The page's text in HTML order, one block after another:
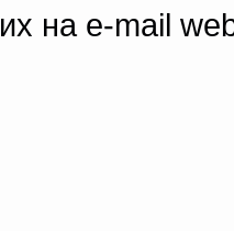
их на e-mail